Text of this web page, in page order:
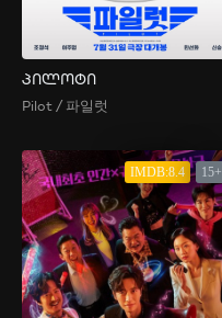
პილოტი
Pilot / 파일럿
IMDB:8.4 15+